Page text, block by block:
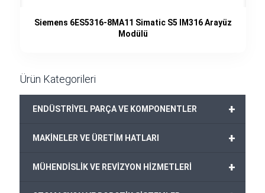
Siemens 6ES5316-8MA11 Simatic S5 IM316 Arayüz
Modülü
Ürün Kategorileri
+
ENDÜSTRİYEL PARÇA VE KOMPONENTLER
+
MAKİNELER VE ÜRETİM HATLARI
+
MÜHENDİSLİK VE REVİZYON HİZMETLERİ